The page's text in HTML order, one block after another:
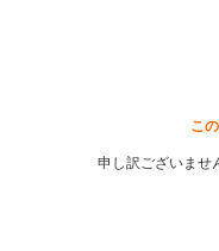
こ
申し訳ございませ